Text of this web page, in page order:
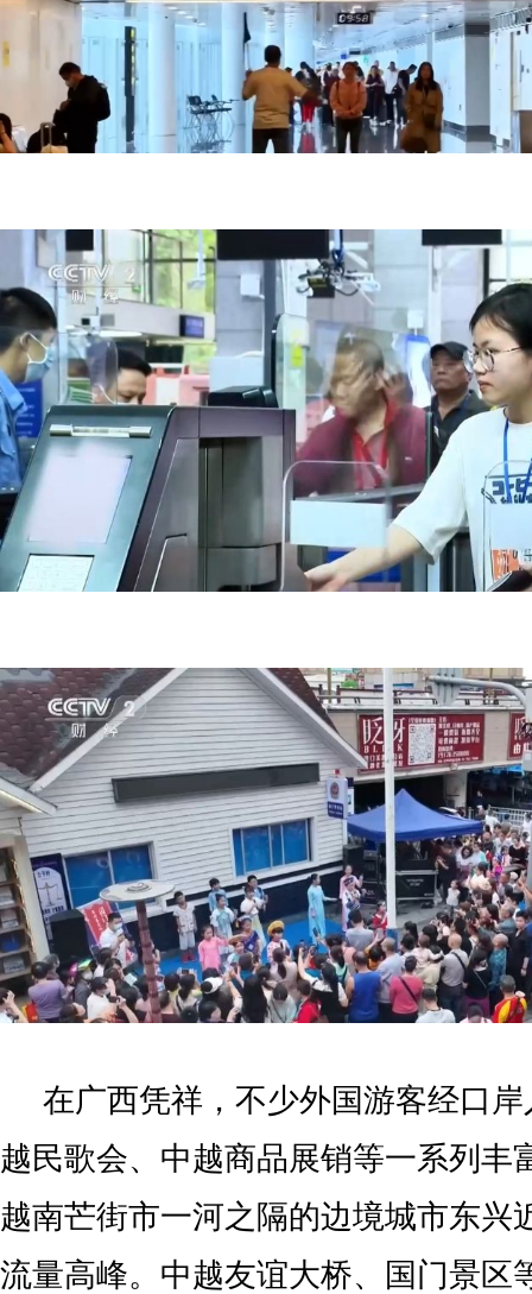
在广西凭祥，不少外国游客经口
越民歌会、中越商品展销等一系列丰
越南芒街市一河之隔的边境城市东兴
流量高峰。中越友谊大桥、国门景区